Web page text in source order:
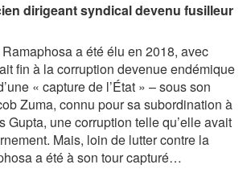
dirigeant syndical devenu fusilleur
a été élu en 2018, avec
fin à la corruption devenue endémique
« capture de l’État » – sous son
Zuma, connu pour sa subordination à
Gupta, une corruption telle qu’elle avait
Mais, loin de lutter contre la
a été à son tour capturé…